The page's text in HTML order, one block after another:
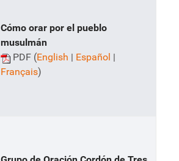
Cómo orar por el pueblo
musulmán
PDF (English | Español |
Français)